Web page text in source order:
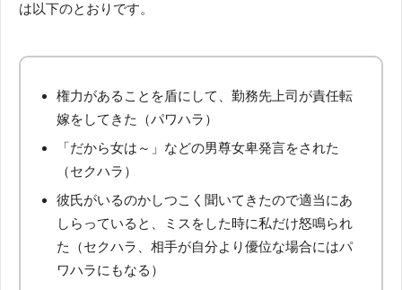
は以下のとおりです。
権力があることを盾にして、勤務先上司が責任転
嫁をしてきた（パワハラ）
「だから女は～」などの男尊女卑発言をされた
（セクハラ）
彼氏がいるのかしつこく聞いてきたので適当にあ
しらっていると、ミスをした時に私だけ怒鳴られ
た（セクハラ、相手が自分より優位な場合にはパ
ワハラにもなる）